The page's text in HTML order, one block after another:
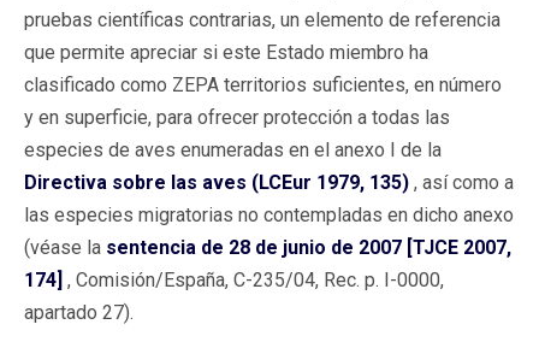
pruebas científicas contrarias, un elemento de referencia
que permite apreciar si este Estado miembro ha
clasificado como ZEPA territorios suficientes, en número
y en superficie, para ofrecer protección a todas las
especies de aves enumeradas en el anexo I de la
Directiva sobre las aves (LCEur 1979, 135) , así como a
las especies migratorias no contempladas en dicho anexo
(véase la sentencia de 28 de junio de 2007 [TJCE 2007,
174] , Comisión/España, C-235/04, Rec. p. I-0000,
apartado 27).